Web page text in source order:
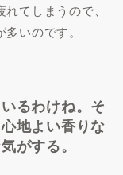
てしまうので、
いのです。
るわけね。そ
地よい香りな
がする。